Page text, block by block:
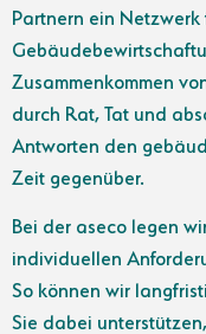
Partnern ein
Zusammenkommen
durch Rat, Tat und
Antworten den
Zeit gegenüber.
Bei der aseco legen
individuellen
So können wir
Sie dabei